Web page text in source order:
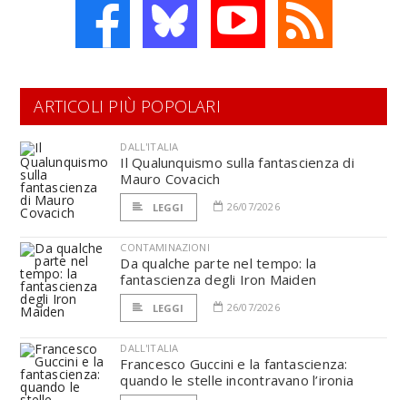
ARTICOLI PIÙ POPOLARI
DALL'ITALIA
Il Qualunquismo sulla fantascienza di
Mauro Covacich
LEGGI 26/07/2026
CONTAMINAZIONI
Da qualche parte nel tempo: la
fantascienza degli Iron Maiden
LEGGI 26/07/2026
DALL'ITALIA
Francesco Guccini e la fantascienza:
quando le stelle incontravano l’ironia